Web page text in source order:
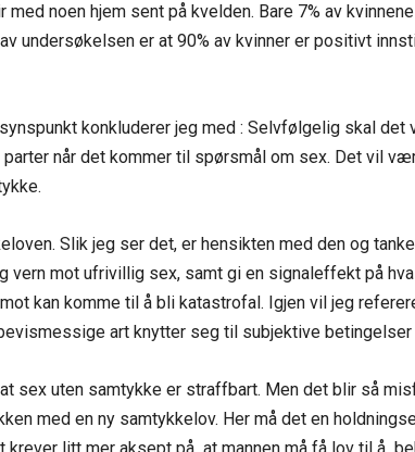
med noen hjem sent på kvelden. Bare 7% av
undersøkelsen er at 90% av kvinner er positivt
konkluderer jeg med : Selvfølgelig skal
når det kommer til spørsmål om sex. Det vil
Slik jeg ser det, er hensikten med den og
vern mot ufrivillig sex, samt gi en signaleffekt på
kan komme til å bli katastrofal. Igjen vil jeg
art knytter seg til subjektive
sex uten samtykke er straffbart. Men det blir så
med en ny samtykkelov. Her må det en